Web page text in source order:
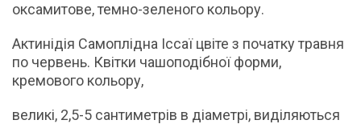
оксамитове, темно-зеленого кольору.
Актинідія Самоплідна Іссаї цвіте з початку травня
по червень. Квітки чашоподібної форми,
кремового кольору,
великі, 2,5-5 сантиметрів в діаметрі, виділяються